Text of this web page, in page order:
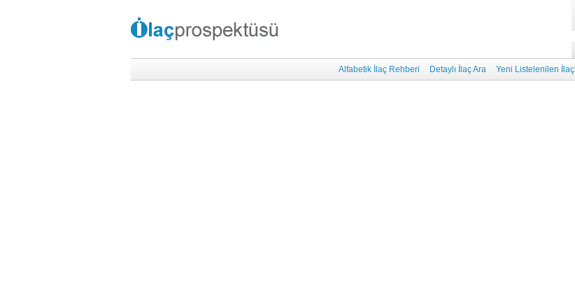
Alfabetik İlaç Rehberi
Detaylı İlaç Ara Yeni Listelenilen